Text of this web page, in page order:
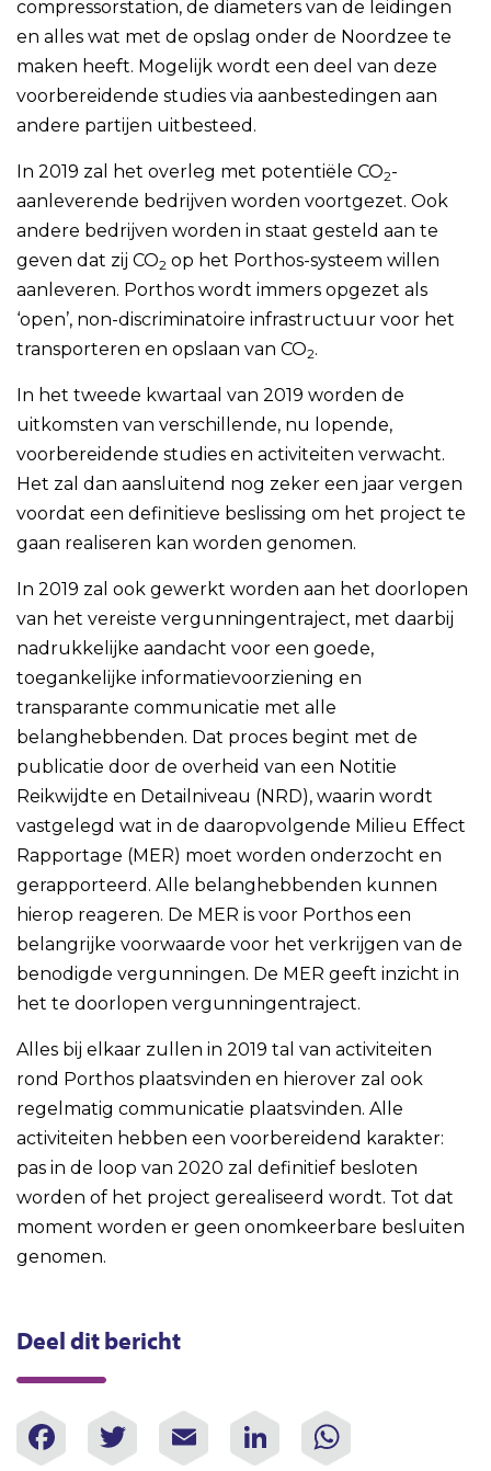
compressorstation, de diameters van de leidingen
en alles wat met de opslag onder de Noordzee te
maken heeft. Mogelijk wordt een deel van deze
voorbereidende studies via aanbestedingen aan
andere partijen uitbesteed.
In 2019 zal het overleg met potentiële CO2-
aanleverende bedrijven worden voortgezet. Ook
andere bedrijven worden in staat gesteld aan te
geven dat zij CO2 op het Porthos-systeem willen
aanleveren. Porthos wordt immers opgezet als
‘open’, non-discriminatoire infrastructuur voor het
transporteren en opslaan van CO2.
In het tweede kwartaal van 2019 worden de
uitkomsten van verschillende, nu lopende,
voorbereidende studies en activiteiten verwacht.
Het zal dan aansluitend nog zeker een jaar vergen
voordat een definitieve beslissing om het project te
gaan realiseren kan worden genomen.
In 2019 zal ook gewerkt worden aan het doorlopen
van het vereiste vergunningentraject, met daarbij
nadrukkelijke aandacht voor een goede,
toegankelijke informatievoorziening en
transparante communicatie met alle
belanghebbenden. Dat proces begint met de
publicatie door de overheid van een Notitie
Reikwijdte en Detailniveau (NRD), waarin wordt
vastgelegd wat in de daaropvolgende Milieu Effect
Rapportage (MER) moet worden onderzocht en
gerapporteerd. Alle belanghebbenden kunnen
hierop reageren. De MER is voor Porthos een
belangrijke voorwaarde voor het verkrijgen van de
benodigde vergunningen. De MER geeft inzicht in
het te doorlopen vergunningentraject.
Alles bij elkaar zullen in 2019 tal van activiteiten
rond Porthos plaatsvinden en hierover zal ook
regelmatig communicatie plaatsvinden. Alle
activiteiten hebben een voorbereidend karakter:
pas in de loop van 2020 zal definitief besloten
worden of het project gerealiseerd wordt. Tot dat
moment worden er geen onomkeerbare besluiten
genomen.
Deel dit bericht
Facebook
TwitterEmailLinkedIn